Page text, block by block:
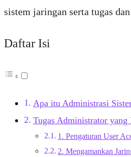
sistem jaringan serta tugas
Daftar Isi
Apa itu Administrasi
Tugas Administrator yang
1. Pengaturan User
2. Mengamankan